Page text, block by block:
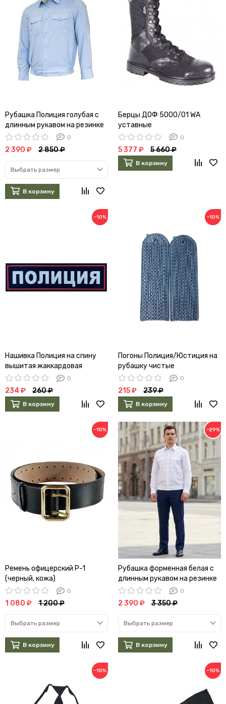
Рубашка Полиция голубая с
длинным рукавом на резинке
0
2 390 ₽ 2 850 ₽
Выбрать размер
В корзину
Берцы ДОФ 5000/01 WA
уставные
0
5 377 ₽ 5 660 ₽
В корзину
−10%
Нашивка Полиция на спину
вышитая жаккардовая
0
234 ₽ 260 ₽
В корзину
−10%
Погоны Полиция/Юстиция на
рубашку чистые
0
215 ₽ 239 ₽
В корзину
−10%
Ремень офицерский Р-1
(черный, кожа)
0
1 080 ₽ 1 200 ₽
Выбрать размер
В корзину
−29%
Рубашка форменная белая с
длинным рукавом на резинке
(А)
0
2 390 ₽ 3 350 ₽
Выбрать размер
В корзину
−10% −10%